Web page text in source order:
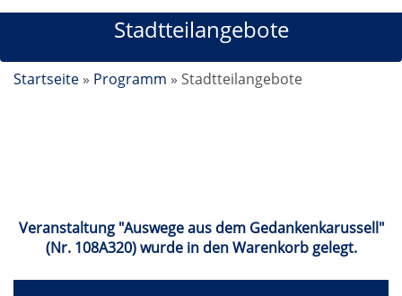
Warenkorb
befindet
sich
1
Stadtteilangebote
Startseite » Programm » Stadtteilangebote
Veranstaltung "Auswege aus dem Gedankenkarussell"
(Nr. 108A320) wurde in den Warenkorb gelegt.